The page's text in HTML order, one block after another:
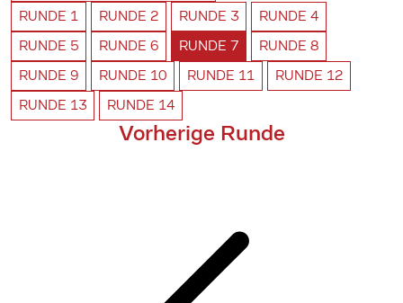
RUNDE 1 RUNDE 2 RUNDE 3 RUNDE 4
RUNDE 5 RUNDE 6 RUNDE 7 RUNDE 8
RUNDE 9 RUNDE 10 RUNDE 11 RUNDE 12
RUNDE 13 RUNDE 14
Vorherige Runde